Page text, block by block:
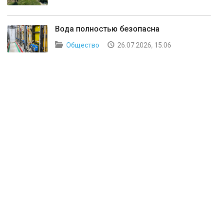
Вода полностью безопасна
Общество 26.07.2026, 15:06